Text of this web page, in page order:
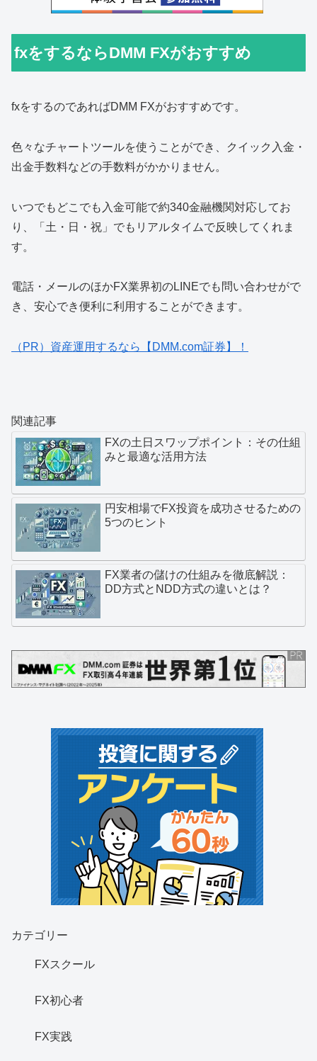
fxをするならDMM FXがおすすめ
fxをするのであればDMM FXがおすすめです。
色々なチャートツールを使うことができ、クイック入金・
出金手数料などの手数料がかかりません。
いつでもどこでも入金可能で約340金融機関対応してお
り、「土・日・祝」でもリアルタイムで反映してくれま
す。
電話・メールのほかFX業界初のLINEでも問い合わせがで
き、安心でき便利に利用することができます。
（PR）資産運用するなら【DMM.com証券】！
関連記事
FXの土日スワップポイント：その仕組
みと最適な活用方法
円安相場でFX投資を成功させるための
5つのヒント
FX業者の儲けの仕組みを徹底解説：
DD方式とNDD方式の違いとは？
カテゴリー
FXスクール
FX初心者
FX実践